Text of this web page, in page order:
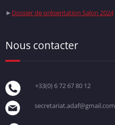
► Dossier de présentation Salon 2024
Nous contacter
+33(0) 6 72 67 80 12
secretariat.adaf@gmail.com